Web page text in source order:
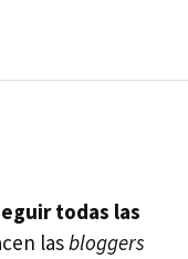
todas las
lasbloggers